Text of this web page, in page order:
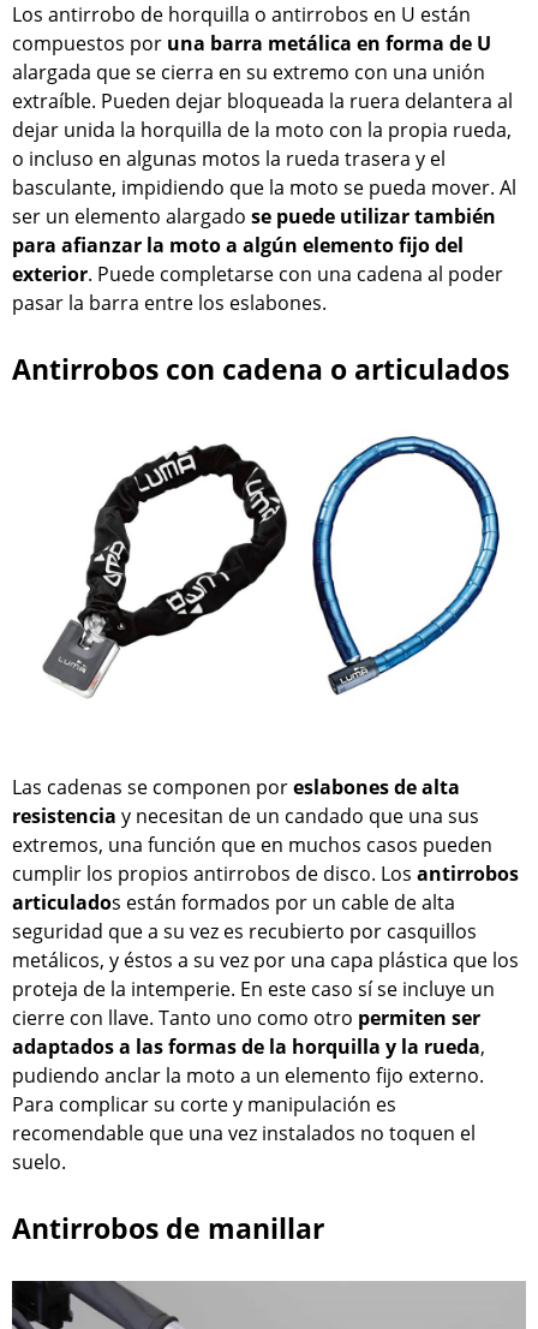
Los antirrobo de horquilla o antirrobos en U están
compuestos por una barra metálica en forma de U
alargada que se cierra en su extremo con una unión
extraíble. Pueden dejar bloqueada la ruera delantera al
dejar unida la horquilla de la moto con la propia rueda,
o incluso en algunas motos la rueda trasera y el
basculante, impidiendo que la moto se pueda mover. Al
ser un elemento alargado se puede utilizar también
para afianzar la moto a algún elemento fijo del
exterior. Puede completarse con una cadena al poder
pasar la barra entre los eslabones.
Antirrobos con cadena o articulados
Las cadenas se componen poreslabones de alta
resistencia y necesitan de un candado que una sus
extremos, una función que en muchos casos pueden
cumplir los propios antirrobos de disco. Los antirrobos
articulados están formados por un cable de alta
seguridad que a su vez es recubierto por casquillos
metálicos, y éstos a su vez por una capa plástica que los
proteja de la intemperie. En este caso sí se incluye un
cierre con llave. Tanto uno como otro permiten ser
adaptados a las formas de la horquilla y la rueda,
pudiendo anclar la moto a un elemento fijo externo.
Para complicar su corte y manipulación es
recomendable que una vez instalados no toquen el
suelo.
Antirrobos de manillar